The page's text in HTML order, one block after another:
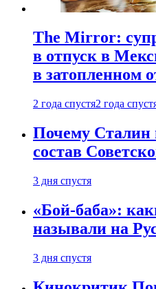
The Mirror:
в отпуск в
в затопленном
2 года спустя2 года
Почему Сталин
состав
3 дня спустя
«Бой-баба»:
называли на
3 дня спустя